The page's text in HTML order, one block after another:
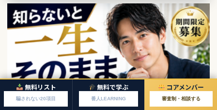
無料リスト
騙されない20項目
無料で学ぶ
番人LEARNING
コアメンバー
審査制・相談する